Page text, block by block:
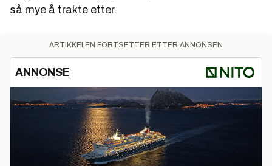
så mye å trakte etter.
ARTIKKELEN FORTSETTER ETTER ANNONSEN
ANNONSE